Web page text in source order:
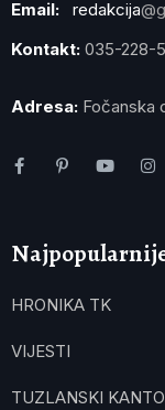
Email: redakcija
Kontakt: 035-228-
Adresa: Fočanska
HRONIKA TK
VIJESTI
TUZLANSKI